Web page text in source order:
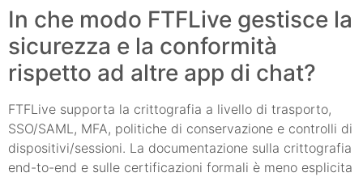
In che modo FTFLive gestisce la
sicurezza e la conformità
rispetto ad altre app di chat?
FTFLive supporta la crittografia a livello di trasporto,
SSO/SAML, MFA, politiche di conservazione e controlli di
dispositivi/sessioni. La documentazione sulla crittografia
end-to-end e sulle certificazioni formali è meno esplicita